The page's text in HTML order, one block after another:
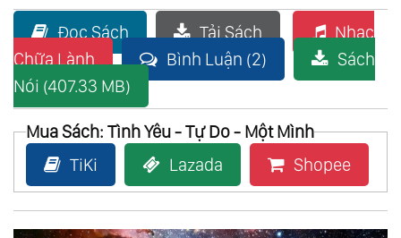
Đọc Sách Tải Sách
Nhạc
Chữa Lành
Bình Luận (2)
Sách
Nói (407.33 MB)
Mua Sách: Tình Yêu - Tự Do - Một Mình
TiKi
Lazada Shopee